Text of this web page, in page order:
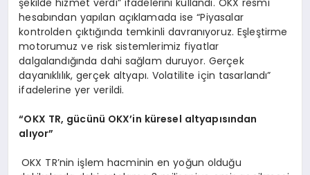
şekilde hizmet verdi” ifadelerini kullandı. OKX resmi
hesabından yapılan açıklamada ise “Piyasalar
kontrolden çıktığında temkinli davranıyoruz. Eşleştirme
motorumuz ve risk sistemlerimiz fiyatlar
dalgalandığında dahi sağlam duruyor. Gerçek
dayanıklılık, gerçek altyapı. Volatilite için tasarlandı”
ifadelerine yer verildi.
“OKX TR, gücünü OKX’in küresel altyapısından
alıyor”
OKX TR’nin işlem hacminin en yoğun olduğu